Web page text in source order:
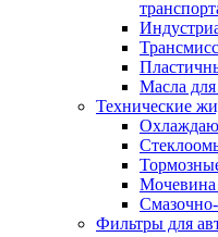
Масла
Технические
Мочевина
Фильтры для